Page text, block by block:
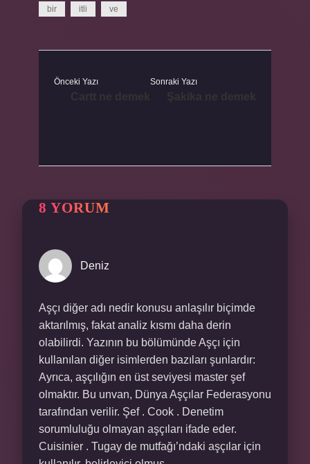
bir itli ve
Önceki Yazı Sonraki Yazı
8 YORUM
Deniz
Aşçı diğer adı nedir konusu anlaşılır biçimde
aktarılmış, fakat analiz kısmı daha derin
olabilirdi. Yazının bu bölümünde Aşçı için
kullanılan diğer isimlerden bazıları şunlardır:
Ayrıca, aşçılığın en üst seviyesi master şef
olmaktır. Bu unvan, Dünya Aşçılar Federasyonu
tarafından verilir. Şef . Cook . Denetim
sorumluluğu olmayan aşçıları ifade eder.
Cuisinier . Tugay de mutfağı’ndaki aşçılar için